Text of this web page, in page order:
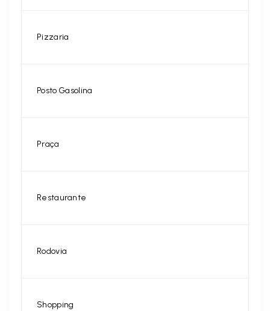
Pizzaria
Posto Gasolina
Praça
Restaurante
Rodovia
Shopping